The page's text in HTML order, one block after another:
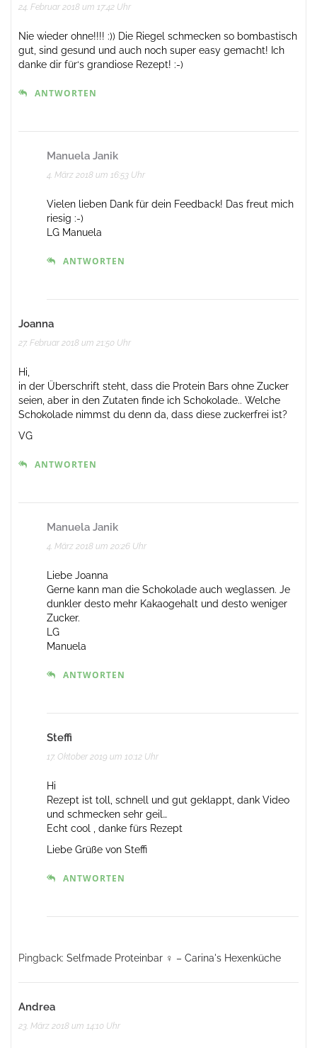
24. Februar 2018 um 17:42 Uhr
Nie wieder ohne!!!! :)) Die Riegel schmecken so bombastisch
gut, sind gesund und auch noch super easy gemacht! Ich
danke dir für‘s grandiose Rezept! :-)
ANTWORTEN
Manuela Janik
4. März 2018 um 16:53 Uhr
Vielen lieben Dank für dein Feedback! Das freut mich
riesig :-)
LG Manuela
ANTWORTEN
Joanna
27. Februar 2018 um 21:50 Uhr
Hi,
in der Überschrift steht, dass die Protein Bars ohne Zucker
seien, aber in den Zutaten finde ich Schokolade.. Welche
Schokolade nimmst du denn da, dass diese zuckerfrei ist?
VG
ANTWORTEN
Manuela Janik
4. März 2018 um 20:26 Uhr
Liebe Joanna
Gerne kann man die Schokolade auch weglassen. Je
dunkler desto mehr Kakaogehalt und desto weniger
Zucker.
LG
Manuela
ANTWORTEN
Steffi
17. Oktober 2019 um 10:12 Uhr
Hi
Rezept ist toll, schnell und gut geklappt, dank Video
und schmecken sehr geil…
Echt cool , danke fürs Rezept
Liebe Grüße von Steffi
ANTWORTEN
Pingback: Selfmade Proteinbar ‍♀️ – Carina's Hexenküche
Andrea
23. März 2018 um 14:10 Uhr